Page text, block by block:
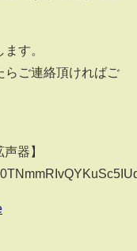
す。
らご連絡頂ければご
器】